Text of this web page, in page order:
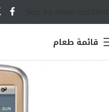
قائمة طعام